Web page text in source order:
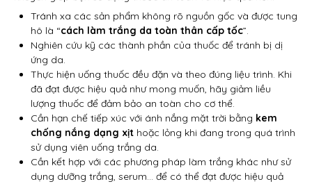
Tránh xa các sản phẩm không rõ nguồn gốc và được tung
hô là “cách làm trắng da toàn thân cấp tốc”.
Nghiên cứu kỹ các thành phần của thuốc để tránh bị dị
ứng da.
Thực hiện uống thuốc đều đặn và theo đúng liệu trình. Khi
đã đạt được hiệu quả như mong muốn, hãy giảm liều
lượng thuốc để đảm bảo an toàn cho cơ thể.
Cần hạn chế tiếp xúc với ánh nắng mặt trời bằng kem
chống nắng dạng xịt hoặc lỏng khi đang trong quá trình
sử dụng viên uống trắng da.
Cần kết hợp với các phương pháp làm trắng khác như sử
dụng dưỡng trắng, serum… để có thể đạt được hiệu quả